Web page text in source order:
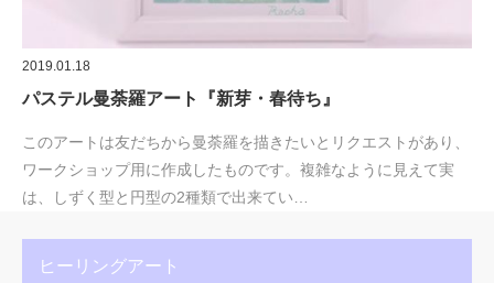
2019.01.18
パステル曼荼羅アート『新芽・春待ち』
このアートは友だちから曼荼羅を描きたいとリクエストがあり、
ワークショップ用に作成したものです。複雑なように見えて実
は、しずく型と円型の2種類で出来てい…
ヒーリングアート